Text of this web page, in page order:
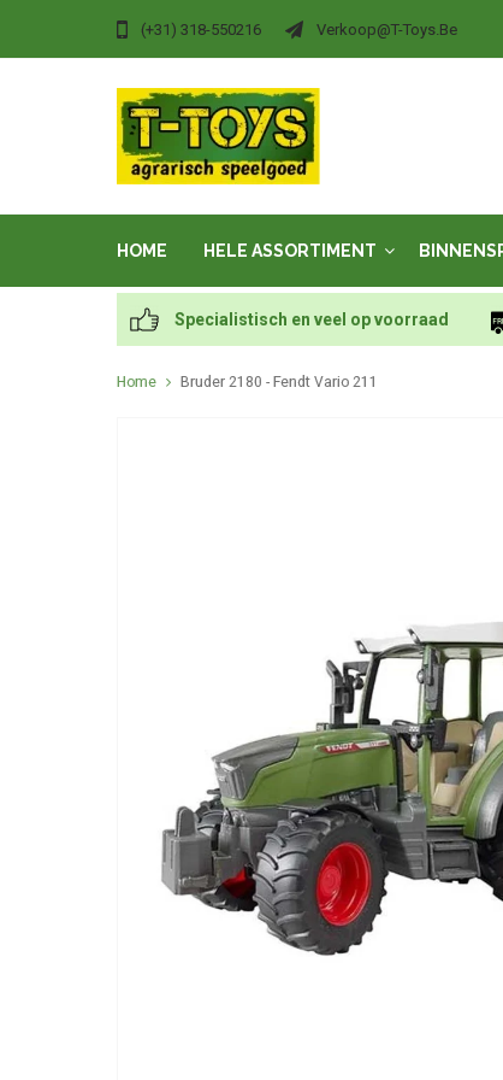
(+31) 318-550216 Verkoop@t-Toys.be
HOME HELE ASSORTIMENT
Specialistisch en veel op voorraad
Home Bruder 2180 - Fendt Vario 211